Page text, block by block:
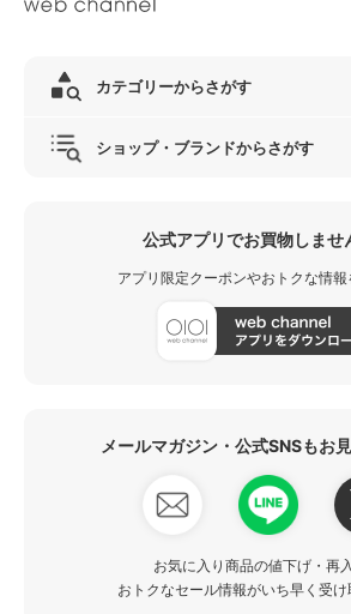
カテゴリーからさがす
ショップ・ブランドからさがす
公式アプリでお買物しませ
アプリ限定クーポンやおトクな情報
メールマガジン・公式SNSもお
お気に入り商品の値下げ・再
おトクなセール情報がいち早く受け